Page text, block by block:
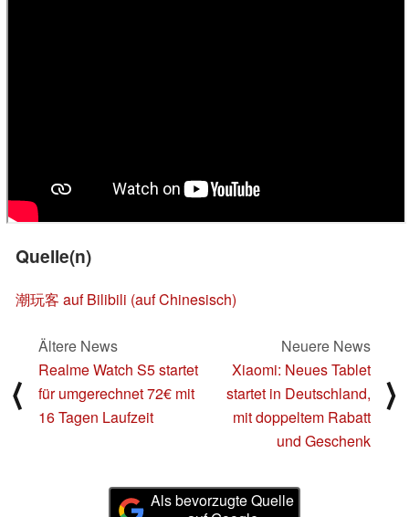
Quelle(n)
潮玩客 auf Bilibili (auf Chinesisch)
⟨
Ältere News
Realme Watch S5 startet
für umgerechnet 72€ mit
16 Tagen Laufzeit
Neuere News
Xiaomi: Neues Tablet
startet in Deutschland,
mit doppeltem Rabatt
und Geschenk
⟩
Als bevorzugte Quelle